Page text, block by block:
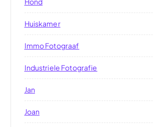
Huiskamer
Immo Fotograaf
Industriele Fotografie
Jan
Joan